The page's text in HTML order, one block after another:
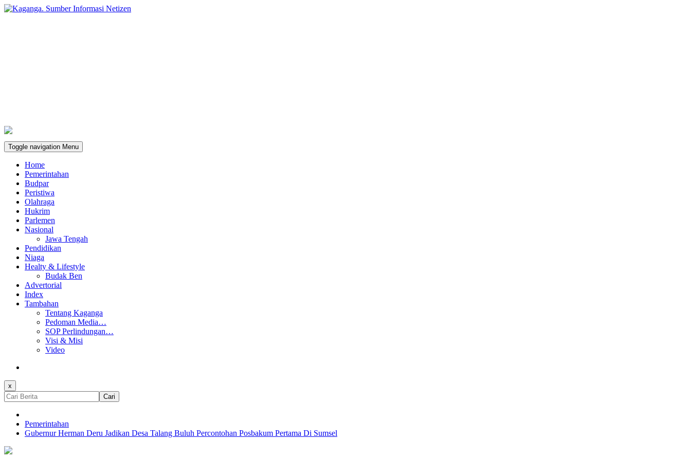
Toggle navigation Menu
Home
Pemerintahan
Budpar
Peristiwa
Olahraga
Hukrim
Parlemen
Nasional
Jawa Tengah
Pendidikan
Niaga
Healty & Lifestyle
Budak Ben
Advertorial
Index
Tambahan
Tentang Kaganga
Pedoman Media…
SOP Perlindungan…
Visi & Misi
Video
x
Cari
Pemerintahan
Gubernur Herman Deru Jadikan Desa Talang Buluh Percontohan Posbakum Pertama Di Sumsel